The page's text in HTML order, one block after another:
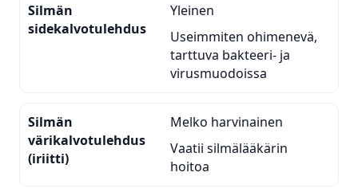
Silmän
sidekalvotulehdus
Yleinen
Useimmiten ohimenevä,
tarttuva bakteeri- ja
virusmuodoissa
Silmän
värikalvotulehdus
(iriitti)
Melko harvinainen
Vaatii silmälääkärin
hoitoa